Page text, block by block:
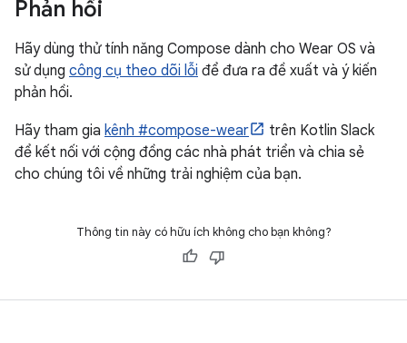
Phản hồi
Hãy dùng thử tính năng Compose dành cho Wear OS và
sử dụng công cụ theo dõi lỗi để đưa ra đề xuất và ý kiến
phản hồi.
Hãy tham gia kênh #compose-wear
trên Kotlin Slack
để kết nối với cộng đồng các nhà phát triển và chia sẻ
cho chúng tôi về những trải nghiệm của bạn.
Thông tin này có hữu ích không cho bạn không?